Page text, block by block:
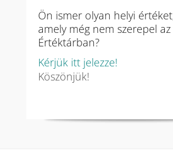
Ön ismer olyan helyi
amely még nem szerepel az
Értéktárban?
Kérjük itt jelezze!
Köszönjük!